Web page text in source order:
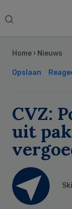
Search
Home › Nieuws
Opslaan
CVZ:
uit
Sidebar